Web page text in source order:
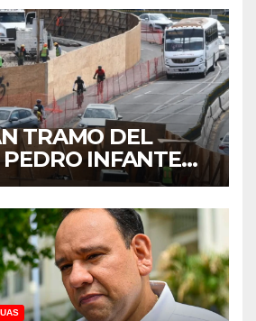
TRAMO DEL
INFANTE
OBRAS
REGRESO A
UAS